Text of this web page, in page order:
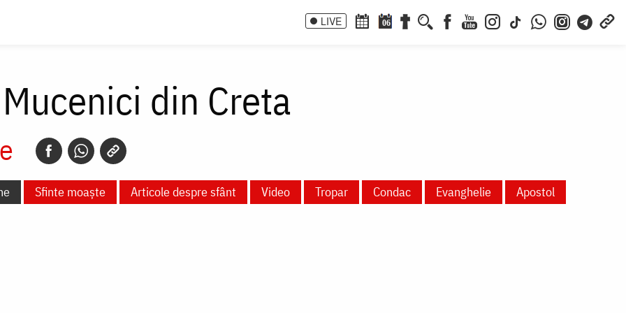
LIVE 06
din Creta
Sfinte moaște Articole despre sfânt Video Tropar Condac Evanghelie Apostol